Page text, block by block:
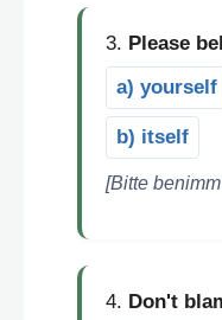
3. Please
a) yourself
b) itself
[Bitte
4. Don't